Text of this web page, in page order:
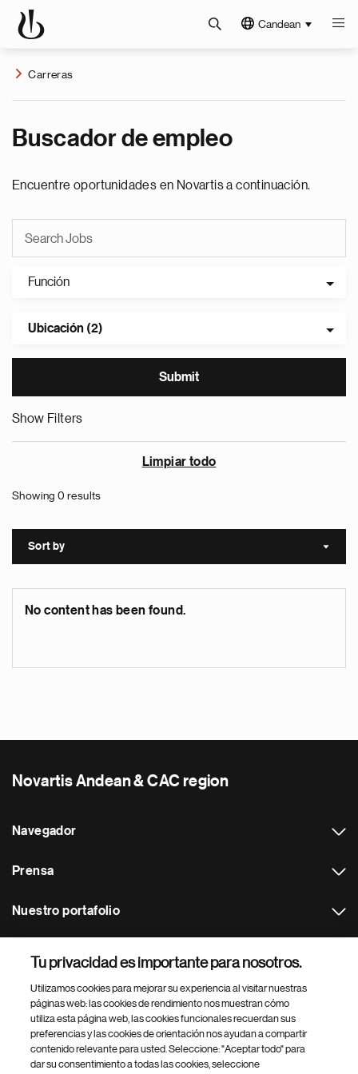
Candean
Carreras
Buscador de empleo
Encuentre oportunidades en Novartis a continuación.
Función
Ubicación (2)
Show Filters
Limpiar todo
Showing 0 results
Sort by Sort
No content has been found.
Novartis Andean & CAC region
Navegador
Prensa
Nuestro portafolio
Footer Site Search
Tu privacidad es importante para nosotros.
Utilizamos cookies para mejorar su experiencia al visitar nuestras
páginas web: las cookies de rendimiento nos muestran cómo
utiliza esta página web, las cookies funcionales recuerdan sus
preferencias y las cookies de orientación nos ayudan a compartir
contenido relevante para usted. Seleccione: "Aceptar todo" para
dar su consentimiento a todas las cookies, seleccione